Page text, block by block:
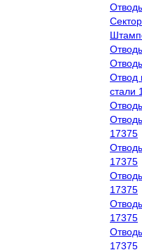
Отвод
стали
17375
17375
17375
17375
17375